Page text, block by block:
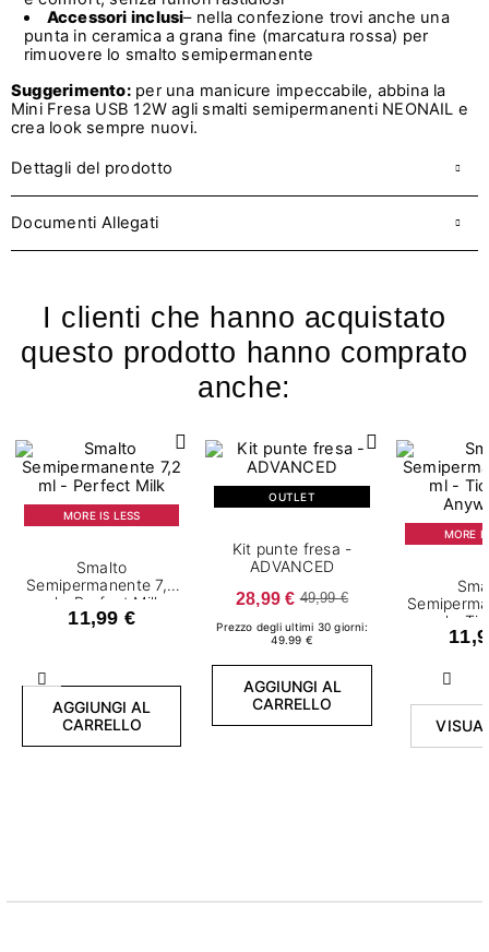
Accessori inclusi– nella confezione trovi anche una
punta in ceramica a grana fine (marcatura rossa) per
rimuovere lo smalto semipermanente
Suggerimento:per una manicure impeccabile, abbina la
Mini Fresa USB 12W agli smalti semipermanenti NEONAIL e
crea look sempre nuovi.
Dettagli del prodotto
Documenti Allegati
I clienti che hanno acquistato
questo prodotto hanno comprato
anche:
Precedente
MORE IS LESS
Smalto
Semipermanente 7,2
ml - Perfect Milk
11,99 €
AGGIUNGI AL
CARRELLO
OUTLET
Kit punte fresa -
ADVANCED
28,99 € 49,99 €
Prezzo degli ultimi 30 giorni:
49.99 €
AGGIUNGI AL
CARRELLO
MORE
ml -